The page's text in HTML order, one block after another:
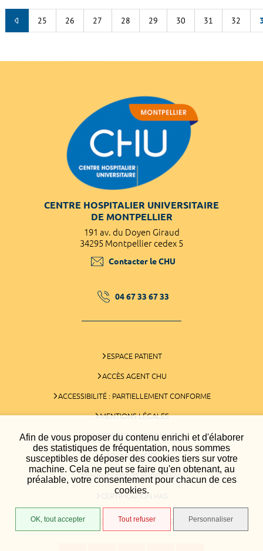
Afin de vous proposer du contenu enrichi et d'élaborer
des statistiques de fréquentation, nous sommes
susceptibles de déposer des cookies tiers sur votre
machine. Cela ne peut se faire qu'en obtenant, au
préalable, votre consentement pour chacun de ces
cookies.
OK, tout accepter Tout refuser Personnaliser
25 26 27 28 29 30 31 32
CENTRE HOSPITALIER UNIVERSITAIRE
DE MONTPELLIER
191 av. du Doyen Giraud
34295 Montpellier cedex 5
Contacter le CHU
04 67 33 67 33
ESPACE PATIENT
ACCÈS AGENT CHU
ACCESSIBILITÉ : PARTIELLEMENT CONFORME
MENTIONS LÉGALES
PROTECTION DES DONNÉES
PLAN DU SITE
FINANCEMENTS EUROPÉENS
CERTIFICATION HAS
GESTION DES COOKIES